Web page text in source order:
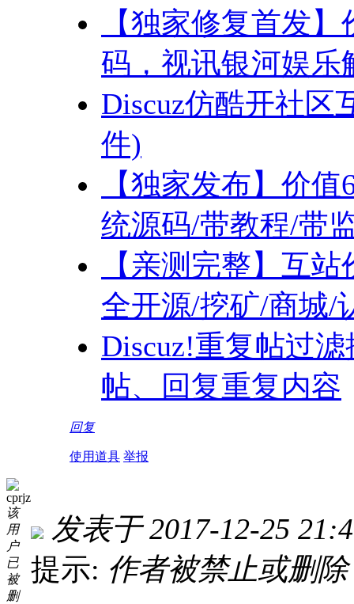
【独家修复首发
码，视讯银河娱乐
Discuz仿酷开社区
件)
【独家发布】价
统源码/带教程/带
【亲测完整】互
全开源/挖矿/商城/
Discuz!重复帖过
帖、回复重复内容
回复
使用道具 举报
cprjz
该
用
户
已
被
删
发表于 2017-12-25
提示: 作者被禁止或删